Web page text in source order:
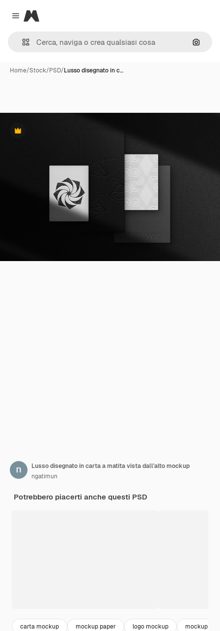
Close menu
Magnific
Cerca
Home/Stock/PSD/Lusso disegnato in c…
Premium
Lusso disegnato in carta a matita vista dall'alto mockup
ngatimun
Potrebbero piacerti anche questi PSD
carta mockup mockup paper logo mockup mockup